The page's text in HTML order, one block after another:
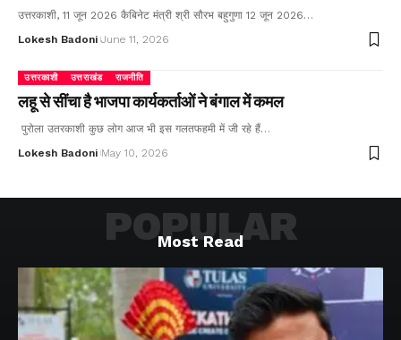
उत्तरकाशी, 11 जून 2026 कैबिनेट मंत्री श्री सौरभ बहुगुणा 12 जून 2026…
Lokesh Badoni June 11, 2026
उत्तरकाशी उत्तराखंड राजनीति
लहू से सींचा है भाजपा कार्यकर्ताओं ने बंगाल में कमल
पुरोला उतरकाशी कुछ लोग आज भी इस गलतफहमी में जी रहे हैं…
Lokesh Badoni May 10, 2026
Most Read
POPULAR